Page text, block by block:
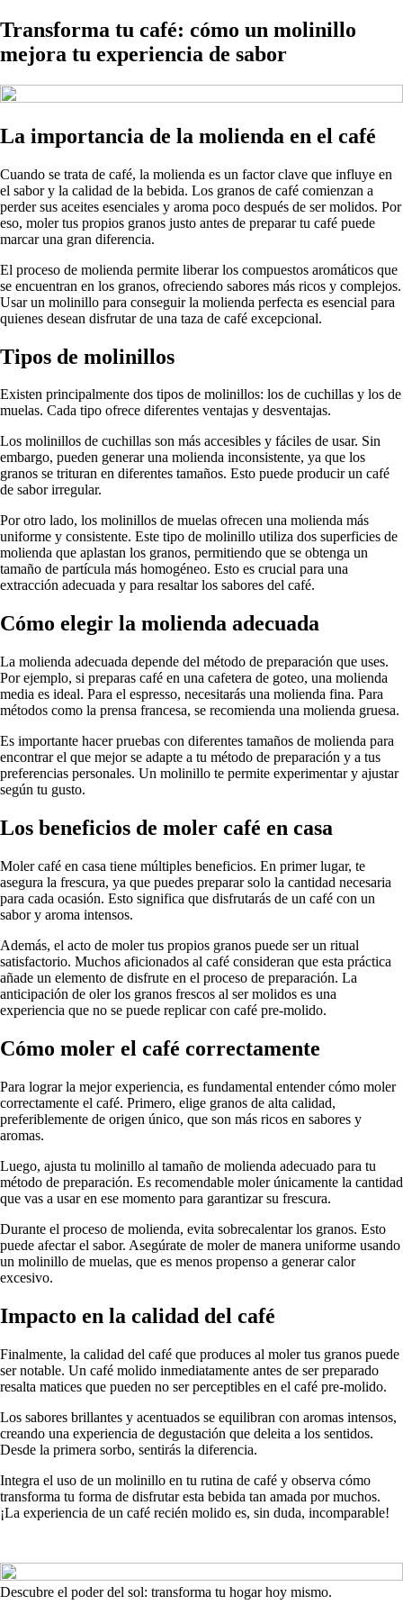
Transforma tu café: cómo un molinillo
mejora tu experiencia de sabor
La importancia de la molienda en el café
Cuando se trata de café, la molienda es un factor clave que influye en
el sabor y la calidad de la bebida. Los granos de café comienzan a
perder sus aceites esenciales y aroma poco después de ser molidos. Por
eso, moler tus propios granos justo antes de preparar tu café puede
marcar una gran diferencia.
El proceso de molienda permite liberar los compuestos aromáticos que
se encuentran en los granos, ofreciendo sabores más ricos y complejos.
Usar un molinillo para conseguir la molienda perfecta es esencial para
quienes desean disfrutar de una taza de café excepcional.
Tipos de molinillos
Existen principalmente dos tipos de molinillos: los de cuchillas y los de
muelas. Cada tipo ofrece diferentes ventajas y desventajas.
Los molinillos de cuchillas son más accesibles y fáciles de usar. Sin
embargo, pueden generar una molienda inconsistente, ya que los
granos se trituran en diferentes tamaños. Esto puede producir un café
de sabor irregular.
Por otro lado, los molinillos de muelas ofrecen una molienda más
uniforme y consistente. Este tipo de molinillo utiliza dos superficies de
molienda que aplastan los granos, permitiendo que se obtenga un
tamaño de partícula más homogéneo. Esto es crucial para una
extracción adecuada y para resaltar los sabores del café.
Cómo elegir la molienda adecuada
La molienda adecuada depende del método de preparación que uses.
Por ejemplo, si preparas café en una cafetera de goteo, una molienda
media es ideal. Para el espresso, necesitarás una molienda fina. Para
métodos como la prensa francesa, se recomienda una molienda gruesa.
Es importante hacer pruebas con diferentes tamaños de molienda para
encontrar el que mejor se adapte a tu método de preparación y a tus
preferencias personales. Un molinillo te permite experimentar y ajustar
según tu gusto.
Los beneficios de moler café en casa
Moler café en casa tiene múltiples beneficios. En primer lugar, te
asegura la frescura, ya que puedes preparar solo la cantidad necesaria
para cada ocasión. Esto significa que disfrutarás de un café con un
sabor y aroma intensos.
Además, el acto de moler tus propios granos puede ser un ritual
satisfactorio. Muchos aficionados al café consideran que esta práctica
añade un elemento de disfrute en el proceso de preparación. La
anticipación de oler los granos frescos al ser molidos es una
experiencia que no se puede replicar con café pre-molido.
Cómo moler el café correctamente
Para lograr la mejor experiencia, es fundamental entender cómo moler
correctamente el café. Primero, elige granos de alta calidad,
preferiblemente de origen único, que son más ricos en sabores y
aromas.
Luego, ajusta tu molinillo al tamaño de molienda adecuado para tu
método de preparación. Es recomendable moler únicamente la cantidad
que vas a usar en ese momento para garantizar su frescura.
Durante el proceso de molienda, evita sobrecalentar los granos. Esto
puede afectar el sabor. Asegúrate de moler de manera uniforme usando
un molinillo de muelas, que es menos propenso a generar calor
excesivo.
Impacto en la calidad del café
Finalmente, la calidad del café que produces al moler tus granos puede
ser notable. Un café molido inmediatamente antes de ser preparado
resalta matices que pueden no ser perceptibles en el café pre-molido.
Los sabores brillantes y acentuados se equilibran con aromas intensos,
creando una experiencia de degustación que deleita a los sentidos.
Desde la primera sorbo, sentirás la diferencia.
Integra el uso de un molinillo en tu rutina de café y observa cómo
transforma tu forma de disfrutar esta bebida tan amada por muchos.
¡La experiencia de un café recién molido es, sin duda, incomparable!
Descubre el poder del sol: transforma tu hogar hoy mismo.